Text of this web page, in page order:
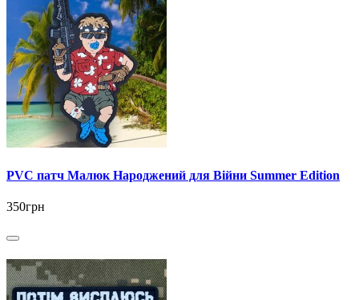
PVC патч Малюк Народжений для Війни Summer Edition
350грн